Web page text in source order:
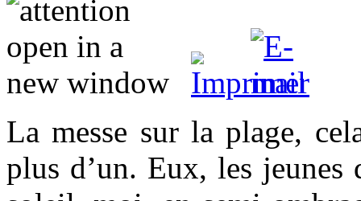
La messe sur la plage,
plus d’un. Eux, les jeunes